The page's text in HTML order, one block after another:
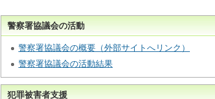
警察署協議会の活動
警察署協議会の概要（外部サイトへリンク）
警察署協議会の活動結果
犯罪被害者支援